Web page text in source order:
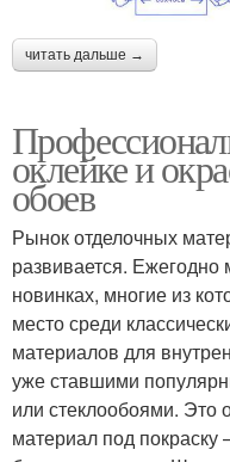
читать дальше →
оклейке и
обоев
Рынок отделочных
развивается.
новинках, многие из
место среди
материалов для
уже ставшими
или стеклообоями. Это
материал под покраску